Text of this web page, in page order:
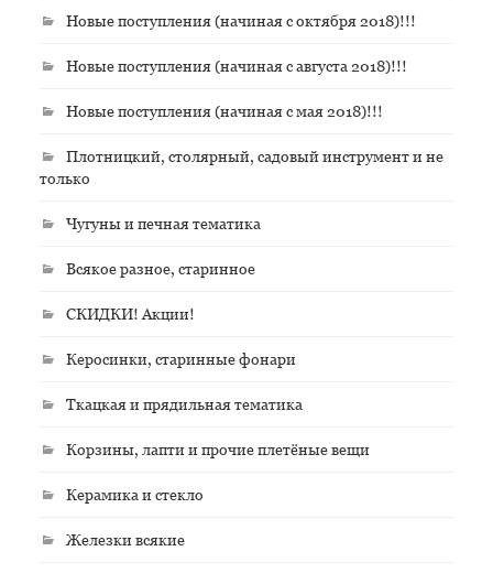
Новые поступления (начиная с октября 2018)!!!
Новые поступления (начиная с августа 2018)!!!
Новые поступления (начиная с мая 2018)!!!
Плотницкий, столярный, садовый инструмент и не
только
Чугуны и печная тематика
Всякое разное, старинное
СКИДКИ! Акции!
Керосинки, старинные фонари
Ткацкая и прядильная тематика
Корзины, лапти и прочие плетёные вещи
Керамика и стекло
Железки всякие